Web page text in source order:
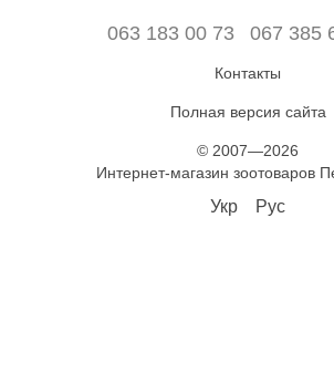
063 183 00 73 067 385
Контакты
Полная версия сайта
© 2007—2026
Интернет-магазин зоотоваров
Укр Рус